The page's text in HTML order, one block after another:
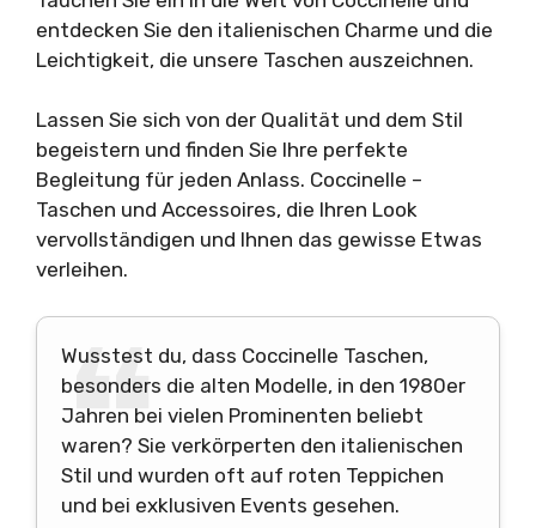
entdecken Sie den italienischen Charme und die
Leichtigkeit, die unsere Taschen auszeichnen.
Lassen Sie sich von der Qualität und dem Stil
begeistern und finden Sie Ihre perfekte
Begleitung für jeden Anlass. Coccinelle –
Taschen und Accessoires, die Ihren Look
vervollständigen und Ihnen das gewisse Etwas
verleihen.
Wusstest du, dass Coccinelle Taschen,
besonders die alten Modelle, in den 1980er
Jahren bei vielen Prominenten beliebt
waren? Sie verkörperten den italienischen
Stil und wurden oft auf roten Teppichen
und bei exklusiven Events gesehen.